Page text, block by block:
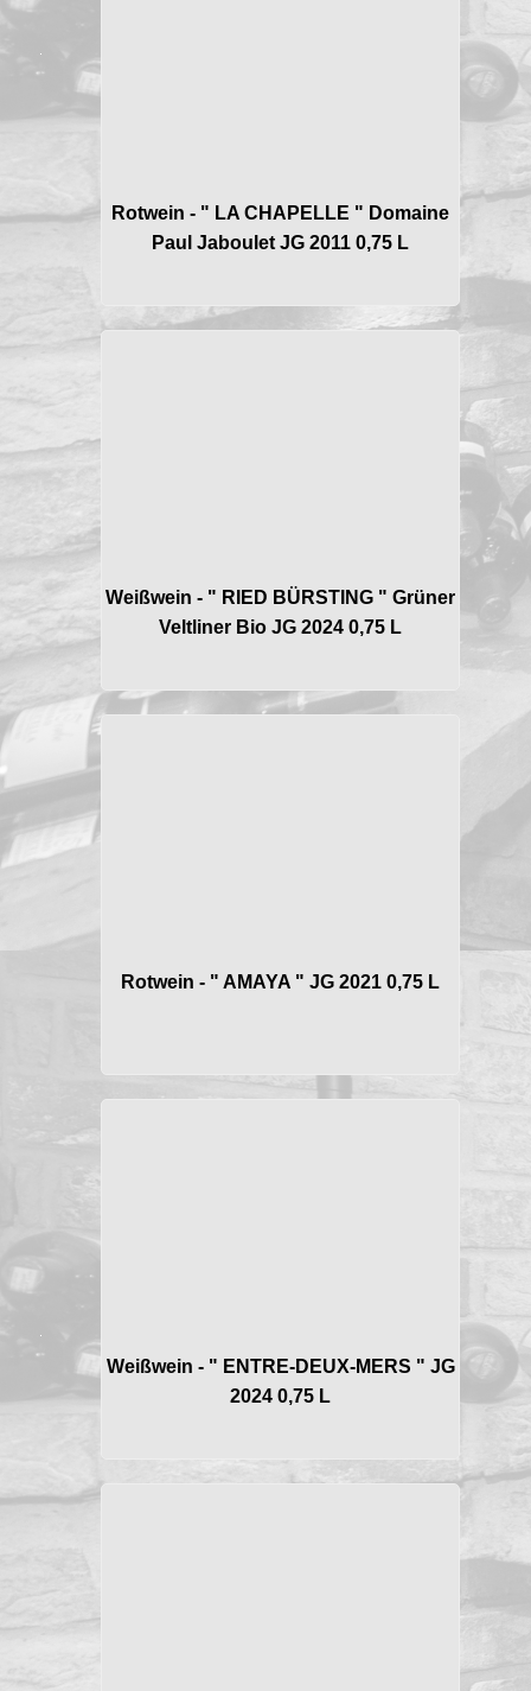
Rotwein - " LA CHAPELLE " Domaine
Paul Jaboulet JG 2011 0,75 L
Weißwein - " RIED BÜRSTING " Grüner
Veltliner Bio JG 2024 0,75 L
Rotwein - " AMAYA " JG 2021 0,75 L
Weißwein - " ENTRE-DEUX-MERS " JG
2024 0,75 L